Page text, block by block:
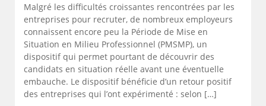
Malgré les difficultés croissantes rencontrées par les
entreprises pour recruter, de nombreux employeurs
connaissent encore peu la Période de Mise en
Situation en Milieu Professionnel (PMSMP), un
dispositif qui permet pourtant de découvrir des
candidats en situation réelle avant une éventuelle
embauche. Le dispositif bénéficie d’un retour positif
des entreprises qui l’ont expérimenté : selon […]